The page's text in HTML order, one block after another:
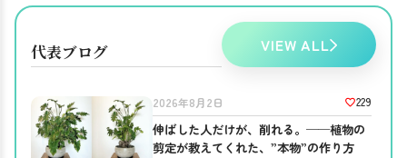
代表ブログ VIEW ALL
2026年8月2日 229
伸ばした人だけが、削れる。──植物の
剪定が教えてくれた、”本物”の作り方